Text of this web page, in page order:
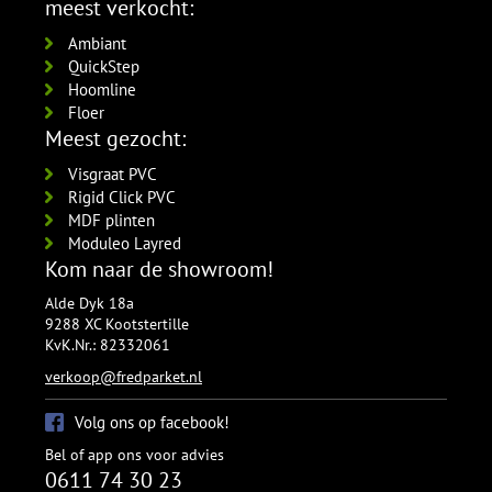
meest verkocht:
Ambiant
QuickStep
Hoomline
Floer
Meest gezocht:
Visgraat PVC
Rigid Click PVC
MDF plinten
Moduleo Layred
Kom naar de showroom!
Alde Dyk 18a
9288 XC Kootstertille
KvK.Nr.: 82332061
verkoop@fredparket.nl
Volg ons op facebook!
Bel of app ons voor advies
0611 74 30 23